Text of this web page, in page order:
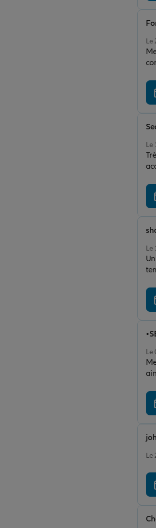
Le
Le
Le
Le
Le